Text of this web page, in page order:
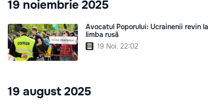
19 noiembrie 2025
Avocatul Poporului: Ucrainenii revin la
limba rusă
19 Noi. 22:02
19 august 2025